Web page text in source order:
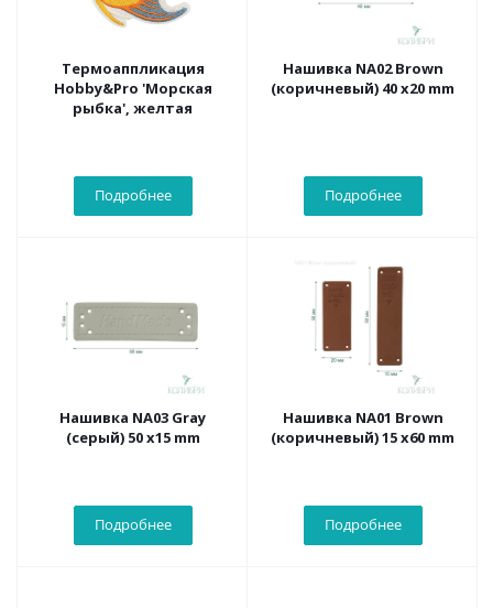
Термоаппликация
Hobby&Pro 'Морская
рыбка', желтая
Подробнее
Нашивка NA02 Brown
(коричневый) 40 х20 mm
Подробнее
Нашивка NA03 Gray
(серый) 50 х15 mm
Подробнее
Нашивка NA01 Brown
(коричневый) 15 х60 mm
Подробнее